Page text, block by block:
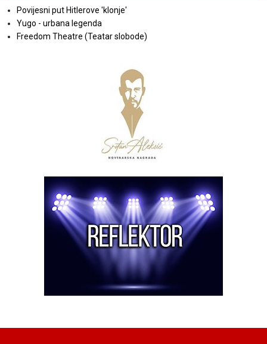
Povijesni put Hitlerove 'klonje'
Yugo - urbana legenda
Freedom Theatre (Teatar slobode)